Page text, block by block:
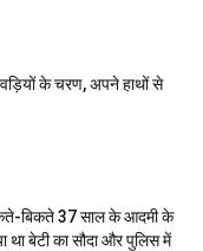
के चरण, अपने हाथों से
बिकते 37 साल के आदमी के
था बेटी का सौदा और पुलिस में